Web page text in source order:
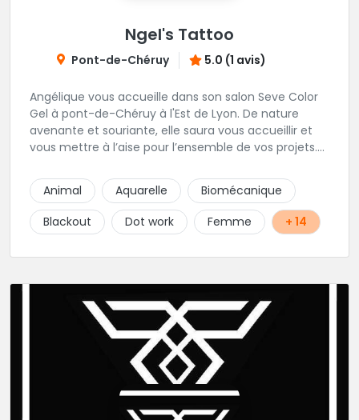
Ngel's Tattoo
Pont-de-Chéruy 5.0 (1 avis)
Angélique vous accueille dans son salon Seve Color
Gel à pont-de-Chéruy à l'Est de Lyon. De nature
avenante et souriante, elle saura vous accueillir et
vous mettre à l’aise pour l’ensemble de vos projets.
tatouages allant des calligraphies, motifs floraux au
réalisme.
Animal Aquarelle
Biomécanique
Blackout
Dot work Femme + 14